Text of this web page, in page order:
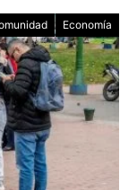
Economía